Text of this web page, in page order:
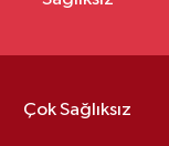
Çok Sağlıksız